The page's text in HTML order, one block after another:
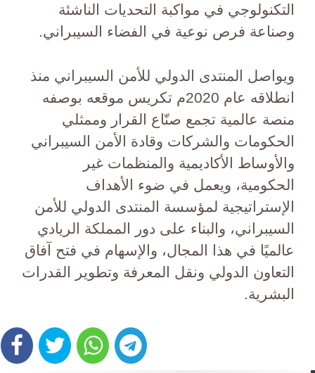
التكنولوجي في مواكبة التحديات الناشئة
وصناعة فرص نوعية في الفضاء السيبراني.
ويواصل المنتدى الدولي للأمن السيبراني منذ
انطلاقه عام 2020م تكريس موقعه بوصفه
منصة عالمية تجمع صنّاع القرار وممثلي
الحكومات والشركات وقادة الأمن السيبراني
والأوساط الأكاديمية والمنظمات غير
الحكومية، ويعمل في ضوء الأهداف
الإستراتيجية لمؤسسة المنتدى الدولي للأمن
السيبراني، والبناء على دور المملكة الريادي
عالميًا في هذا المجال، والإسهام في فتح آفاق
التعاون الدولي ونقل المعرفة وتطوير القدرات
البشرية.